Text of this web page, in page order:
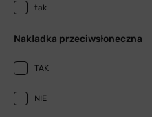
tak
Nakładka przeciwsłoneczna
TAK
NIE